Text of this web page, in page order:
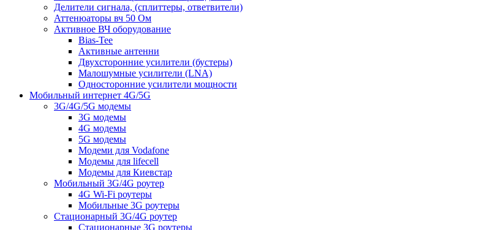
Делители сигнала, (сплиттеры, ответвители)
Аттенюаторы вч 50 Ом
Активное ВЧ оборудование
Bias-Tee
Активные антенни
Двухсторонние усилители (бустеры)
Малошумные усилители (LNA)
Односторонние усилители мощности
Мобильный интернет 4G/5G
3G/4G/5G модемы
3G модемы
4G модемы
5G модемы
Модеми для Vodafone
Модемы для lifecell
Модемы для Киевстар
Мобильный 3G/4G роутер
4G Wi-Fi роутеры
Мобильные 3G роутеры
Стационарный 3G/4G роутер
Стационарные 3G роутеры